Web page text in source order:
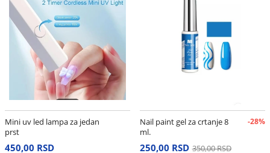
Mini uv led lampa za jedan
prst
450,00 RSD
Nail paint gel za crtanje 8
ml.
-28%
250,00 RSD 350,00 RSD